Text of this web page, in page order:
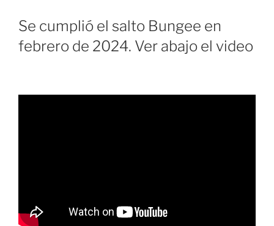
Se cumplió el salto Bungee en
febrero de 2024. Ver abajo el video